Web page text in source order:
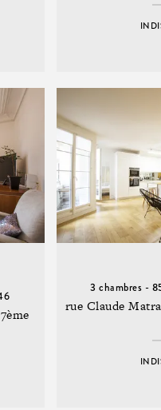
3 chambres -
rue Claude